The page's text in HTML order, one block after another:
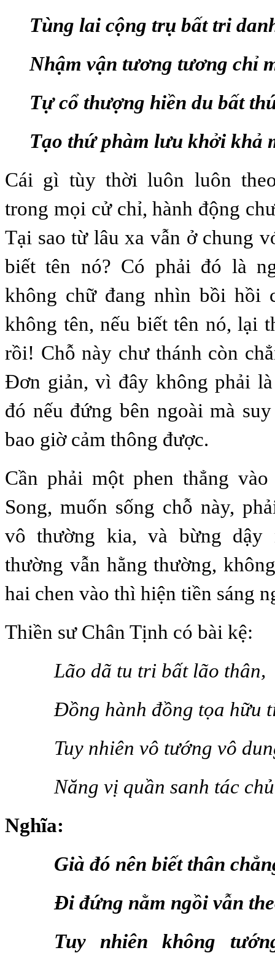
Tùng lai cộng trụ bất tri
Nhậm vận tương tương chỉ
Tự cổ thượng hiền du bất
Tạo thứ phàm lưu khởi khả
Cái gì tùy thời luôn luôn
trong mọi cử chỉ, hành động
Tại sao từ lâu xa vẫn ở chung
biết tên nó? Có phải đó là
không chữ đang nhìn bồi hồi
không tên, nếu biết tên nó, lại
rồi! Chỗ này chư thánh còn
Đơn giản, vì đây không phải
đó nếu đứng bên ngoài mà
bao giờ cảm thông được.
Cần phải một phen thẳng
Song, muốn sống chỗ này,
vô thường kia, và bừng dậy
thường vẫn hằng thường,
hai chen vào thì hiện tiền sáng
Thiền sư Chân Tịnh có bài kệ:
Lão dã tu tri bất lão thân,
Đồng hành đồng tọa hữu
Tuy nhiên vô tướng vô
Năng vị quần sanh tác
Nghĩa:
Già đó nên biết thân
Đi đứng nằm ngồi vẫn
Tuy nhiên không